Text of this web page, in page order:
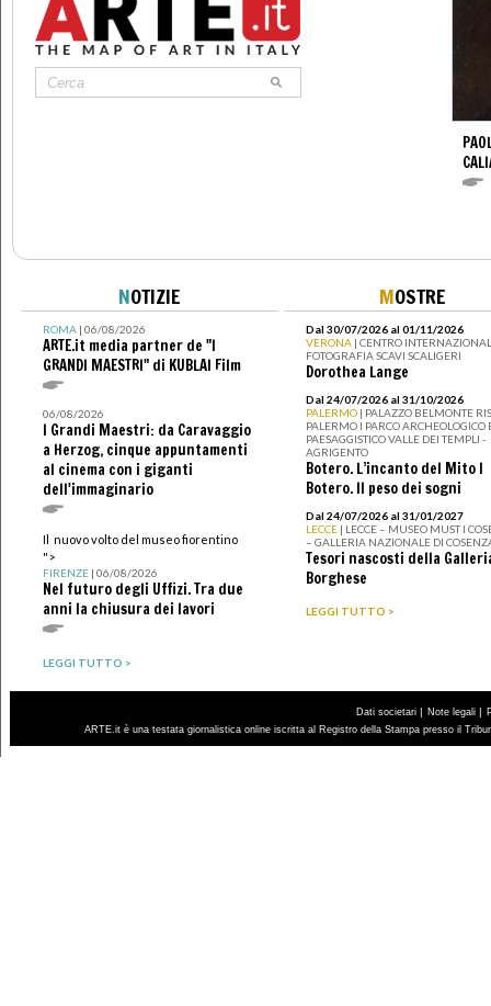
NOTIZIE
ROMA| 06/08/2026
ARTE.it media partner de "I
GRANDI MAESTRI" di KUBLAI Film
06/08/2026
I Grandi Maestri: da Caravaggio
a Herzog, cinque appuntamenti
al cinema con i giganti
dell'immaginario
Il nuovo volto del museo fiorentino
">
FIRENZE| 06/08/2026
Nel futuro degli Uffizi. Tra due
anni la chiusura dei lavori
LEGGI TUTTO >
MOSTRE
Dal 30/07/2026 al 01/11/2026
VERONA | CENTRO
FOTOGRAFIA SCAVI SCALIGERI
Dorothea Lange
Dal 24/07/2026 al 31/10/2026
PALERMO | PALAZZO BELMONTE
PALERMO I PARCO ARCHEOLOGICO
PAESAGGISTICO VALLE DEI TEMPLI -
AGRIGENTO
Botero. L’incanto del Mito I
Botero. Il peso dei sogni
Dal 24/07/2026 al 31/01/2027
LECCE | LECCE – MUSEO MUST I
– GALLERIA NAZIONALE DI
Tesori nascosti della
Borghese
LEGGI TUTTO >
Dati societari | Note legali |
ARTE.it è una testata giornalistica online iscritta al Registro della Stampa presso il